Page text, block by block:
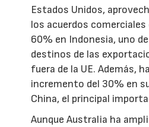
Estados Unidos,
los acuerdos
60% en Indonesia, uno
destinos de las
fuera de la UE. Además,
incremento del 30% en
China, el principal
Aunque Australia ha